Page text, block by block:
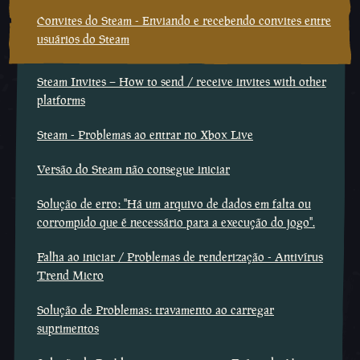
Convites do Steam - Enviando e recebendo convites entre
usuários do Steam
Steam Invites – How to send / receive invites with other
platforms
Steam - Problemas ao entrar no Xbox Live
Versão do Steam não consegue iniciar
Solução de erro: "Há um arquivo de dados em falta ou
corrompido que é necessário para a execução do jogo".
Falha ao iniciar / Problemas de renderização - Antivírus
Trend Micro
Solução de Problemas: travamento ao carregar
suprimentos